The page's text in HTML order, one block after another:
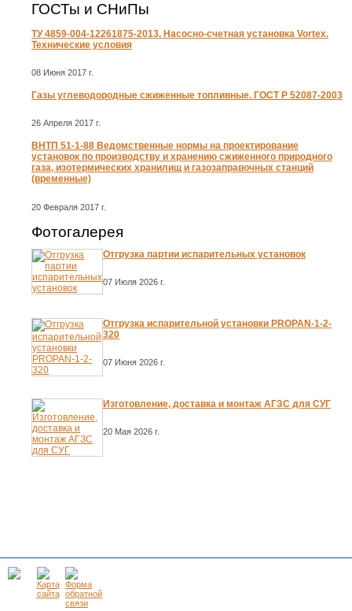
ГОСТы и СНиПы
ТУ 4859-004-12261875-2013. Насосно-счетная установка Vortex.
Технические условия
08 Июня 2017 г.
Газы углеводородные сжиженные топливные. ГОСТ Р 52087-2003
26 Апреля 2017 г.
ВНТП 51-1-88 Ведомственные нормы на проектирование
установок по производству и хранению сжиженного природного
газа, изотермических хранилищ и газозаправочных станций
(временные)
20 Февраля 2017 г.
Фотогалерея
Отгрузка партии испарительных установок
07 Июля 2026 г.
Отгрузка испарительной установки PROPAN-1-2-
320
07 Июня 2026 г.
Изготовление, доставка и монтаж АГЗС для СУГ
20 Мая 2026 г.